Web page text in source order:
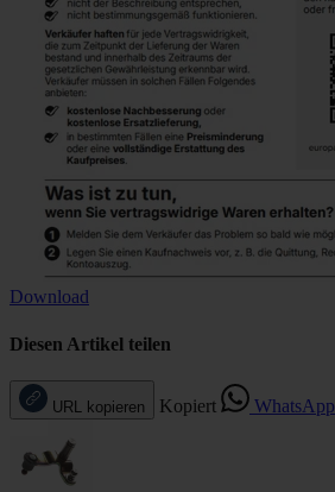
Download
Diesen Artikel teilen
URL kopieren Kopiert WhatsApp